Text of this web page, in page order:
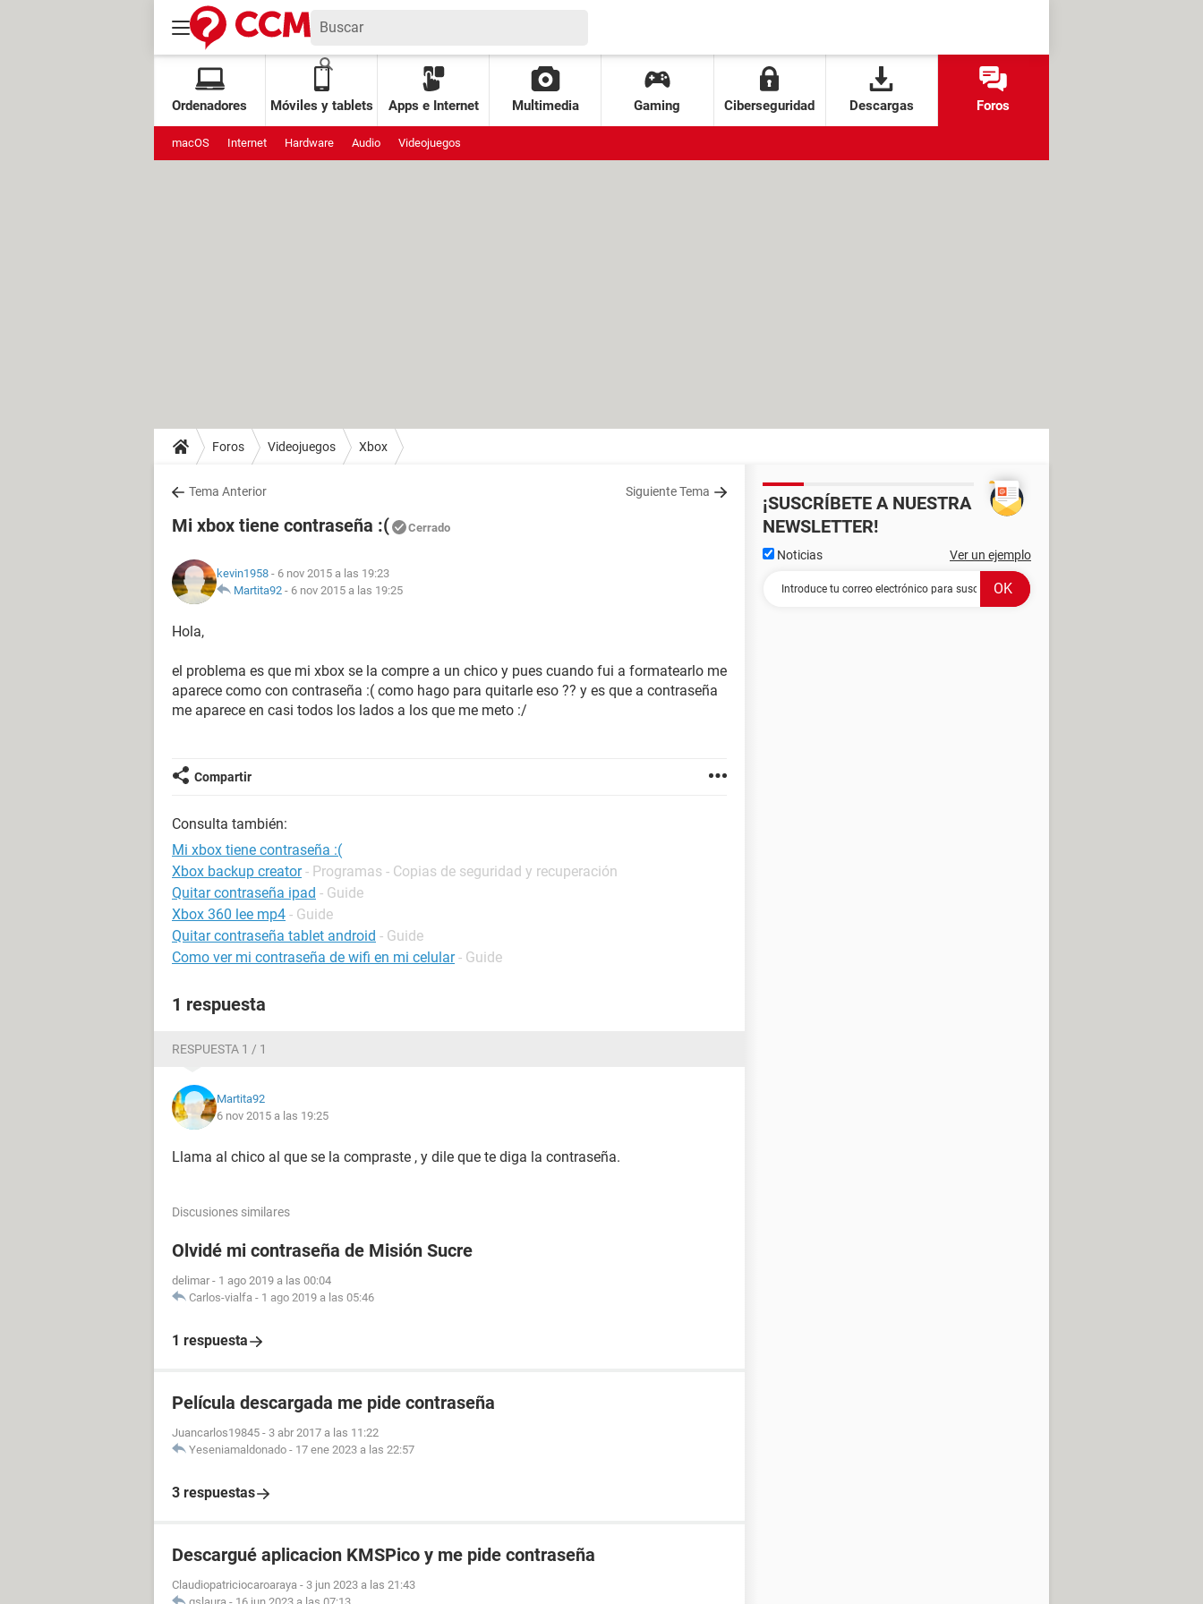
Ordenadores Móviles y tablets Apps e Internet Multimedia Gaming Ciberseguridad Descargas Foros
macOS Internet Hardware Audio Videojuegos
Foros Videojuegos Xbox
Tema Anterior Siguiente Tema
Mi xbox tiene contraseña :( Cerrado
kevin1958 - 6 nov 2015 a las 19:23
Martita92 - 6 nov 2015 a las 19:25
Hola,
el problema es que mi xbox se la compre a un chico y pues cuando fui a formatearlo me
aparece como con contraseña :( como hago para quitarle eso ?? y es que a contraseña
me aparece en casi todos los lados a los que me meto :/
Compartir
Consulta también:
Mi xbox tiene contraseña :(
Xbox backup creator - Programas - Copias de seguridad y recuperación
Quitar contraseña ipad - Guide
Xbox 360 lee mp4 - Guide
Quitar contraseña tablet android - Guide
Como ver mi contraseña de wifi en mi celular - Guide
1 respuesta
RESPUESTA 1 / 1
Martita92
6 nov 2015 a las 19:25
Llama al chico al que se la compraste , y dile que te diga la contraseña.
Discusiones similares
Olvidé mi contraseña de Misión Sucre
delimar - 1 ago 2019 a las 00:04
Carlos-vialfa - 1 ago 2019 a las 05:46
1 respuesta
Película descargada me pide contraseña
Juancarlos19845 - 3 abr 2017 a las 11:22
Yeseniamaldonado - 17 ene 2023 a las 22:57
3 respuestas
Descargué aplicacion KMSPico y me pide contraseña
Claudiopatriciocaroaraya - 3 jun 2023 a las 21:43
¡SUSCRÍBETE A NUESTRA
NEWSLETTER!
Noticias Ver un ejemplo